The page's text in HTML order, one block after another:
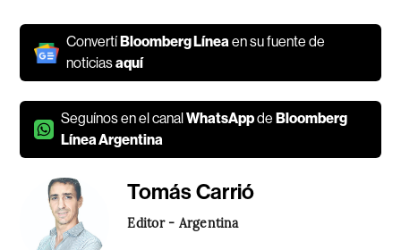
Convertí Bloomberg Líneaen su fuente de
noticiasaquí
Seguínos en el canalWhatsAppde Bloomberg
Línea Argentina
Tomás Carrió
Editor - Argentina